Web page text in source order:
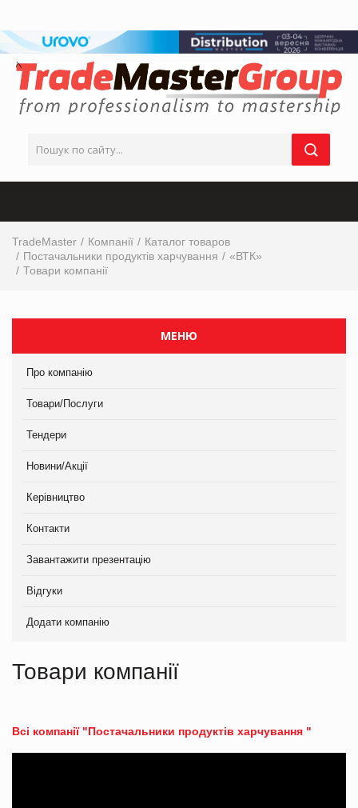
TradeMaster Компанії
Каталог товаров
Постачальники продуктів харчування
«ВТК»
Товари компанії
МЕНЮ
Про компанію
Товари/Послуги
Тендери
Новини/Акції
Керівництво
Контакти
Завантажити презентацію
Відгуки
Додати компанію
Товари компанії
Всі компанії "Постачальники продуктів харчування "